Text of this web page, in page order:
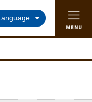
ムページ